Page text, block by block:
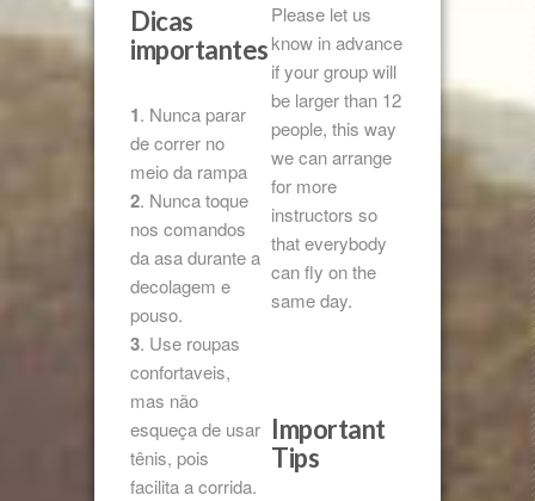
Dicas
importantes
1. Nunca parar
de correr no
meio da rampa
2. Nunca toque
nos comandos
da asa durante a
decolagem e
pouso.
3. Use roupas
confortaveis,
mas não
esqueça de usar
tênis, pois
facilita a corrida.
Please let us
know in advance
if your group will
be larger than 12
people, this way
we can arrange
for more
instructors so
that everybody
can fly on the
same day.
Important
Tips